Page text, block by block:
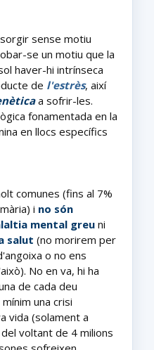
sense motiu
se un motiu que la
haver-hi intrínseca
de l'estrès, així
a sofrir-les.
fonamentada en la
en llocs específics
comunes (fins al 7%
i no són
mental greu ni
salut (no morirem per
o no ens
No en va, hi ha
de cada deu
una crisi
vida (solament a
voltant de 4 milions